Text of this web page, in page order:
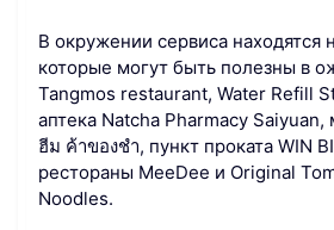
В окружении сервиса находятся
которые могут быть полезны в
Tangmos restaurant, Water Refill
аптека Natcha Pharmacy Saiyuan,
ฮีม ค้าของชำ, пункт проката WIN
рестораны MeeDee и Original
Noodles.